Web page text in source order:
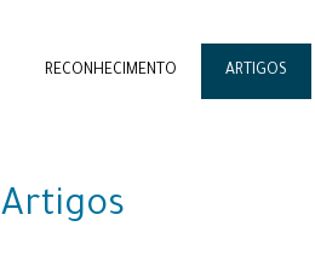
RECONHECIMENTO ARTIGOS
Artigos